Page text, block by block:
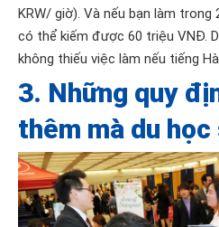
KRW/ giờ). Và nếu bạn làm
có thể kiếm được 60 triệu VNĐ.
không thiếu việc làm nếu tiếng
3. Những quy
thêm mà du